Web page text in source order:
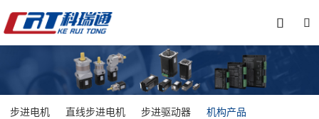


步进电机 直线步进电机 步进驱动器 机构产品